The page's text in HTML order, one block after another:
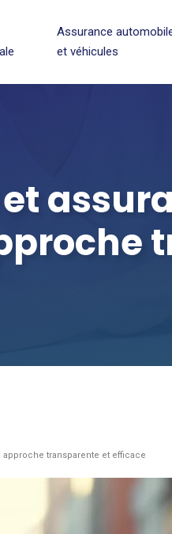
Assurance
et véhicules
transparente et efficace